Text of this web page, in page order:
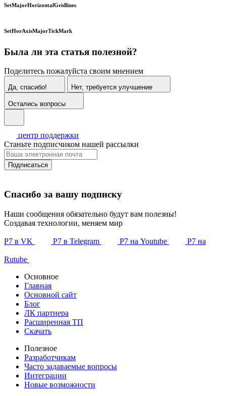
SetMajorHorizontalGridlines
SetHorAxisMajorTickMark
Была ли эта статья полезной?
Поделитесь пожалуйста своим мнением
Да, спасибо! Нет, требуется улучшение
Остались вопросы
центр поддержки
Станьте подписчиком нашей рассылки
Подписаться
Спасибо за вашу подписку
Наши сообщения обязательно будут вам полезны!
Создавая технологии, меняем мир
Р7 в VK Р7 в Telegram Р7 на Youtube Р7 на
Rutube
Основное
Главная
Основной сайт
Блог
ЛК партнера
Расширенная ТП
Скачать
Полезное
Разработчикам
Часто задаваемые вопросы
Интеграции
Новые возможности